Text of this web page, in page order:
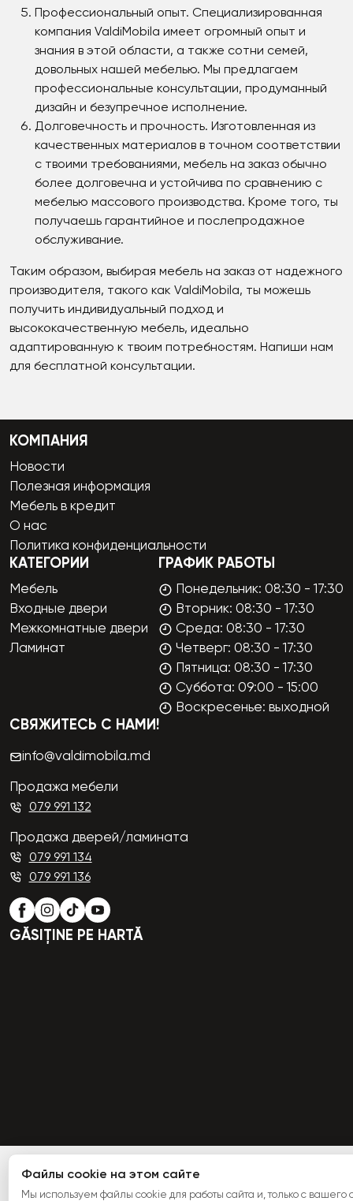
Профессиональный опыт. Специализированная
компания ValdiMobila имеет огромный опыт и
знания в этой области, а также сотни семей,
довольных нашей мебелью. Мы предлагаем
профессиональные консультации, продуманный
дизайн и безупречное исполнение.
Долговечность и прочность. Изготовленная из
качественных материалов в точном соответствии
с твоими требованиями, мебель на заказ обычно
более долговечна и устойчива по сравнению с
мебелью массового производства. Кроме того, ты
получаешь гарантийное и послепродажное
обслуживание.
Таким образом, выбирая мебель на заказ от надежного
производителя, такого как ValdiMobila, ты можешь
получить индивидуальный подход и
высококачественную мебель, идеально
адаптированную к твоим потребностям. Напиши нам
для бесплатной консультации.
КОМПАНИЯ
Новости
Полезная информация
Мебель в кредит
О нас
Политика конфиденциальности
КАТЕГОРИИ
Мебель
Входные двери
Межкомнатные двери
Ламинат
ГРАФИК РАБОТЫ
Понедельник: 08:30 - 17:30
Вторник: 08:30 - 17:30
Среда: 08:30 - 17:30
Четверг: 08:30 - 17:30
Пятница: 08:30 - 17:30
Суббота: 09:00 - 15:00
Воскресенье: выходной
СВЯЖИТЕСЬ С НАМИ!
info@valdimobila.md
Продажа мебели
079 991 132
Продажа дверей/ламината
079 991 134
079 991 136
GĂSIȚINE PE HARTĂ
Файлы cookie на этом сайте
Мы используем файлы cookie для работы сайта и, только с вашего